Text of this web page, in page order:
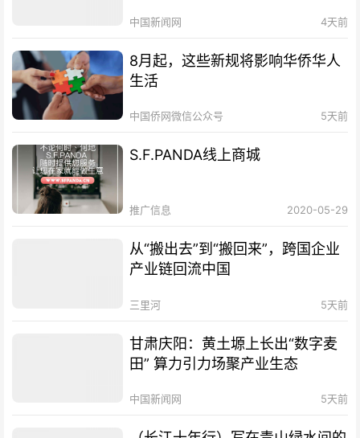
中国新闻网 4天前
8月起，这些新规将影响华侨华人
生活
中国侨网微信公众号 5天前
S.F.PANDA线上商城
推广信息 2020-05-29
从“搬出去”到“搬回来”，跨国企业
产业链回流中国
三里河 5天前
甘肃庆阳：黄土塬上长出“数字麦
田” 算力引力场聚产业生态
中国新闻网 5天前